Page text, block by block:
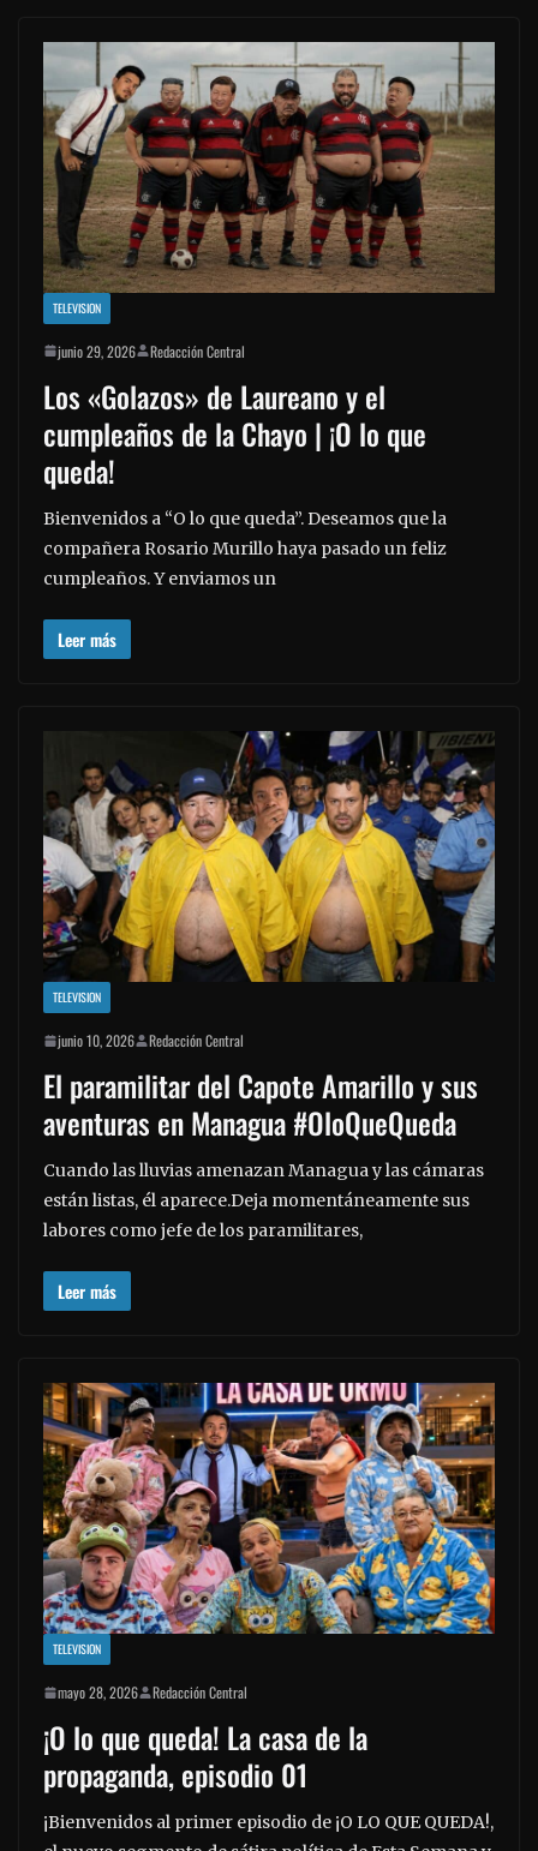
TELEVISION
junio 29, 2026 Redacción Central
Los «Golazos» de Laureano y el
cumpleaños de la Chayo | ¡O lo que
queda!
Bienvenidos a “O lo que queda”. Deseamos que la
compañera Rosario Murillo haya pasado un feliz
cumpleaños. Y enviamos un
Leer más
TELEVISION
junio 10, 2026 Redacción Central
El paramilitar del Capote Amarillo y sus
aventuras en Managua #OloQueQueda
Cuando las lluvias amenazan Managua y las cámaras
están listas, él aparece.Deja momentáneamente sus
labores como jefe de los paramilitares,
Leer más
TELEVISION
mayo 28, 2026 Redacción Central
¡O lo que queda! La casa de la
propaganda, episodio 01
¡Bienvenidos al primer episodio de ¡O LO QUE QUEDA!,